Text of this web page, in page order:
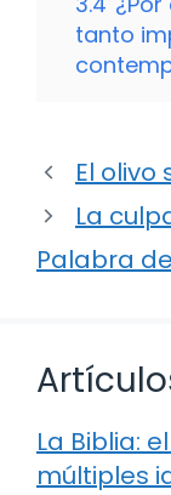
tanto
El
La
Palabra
La Biblia:
múltiples